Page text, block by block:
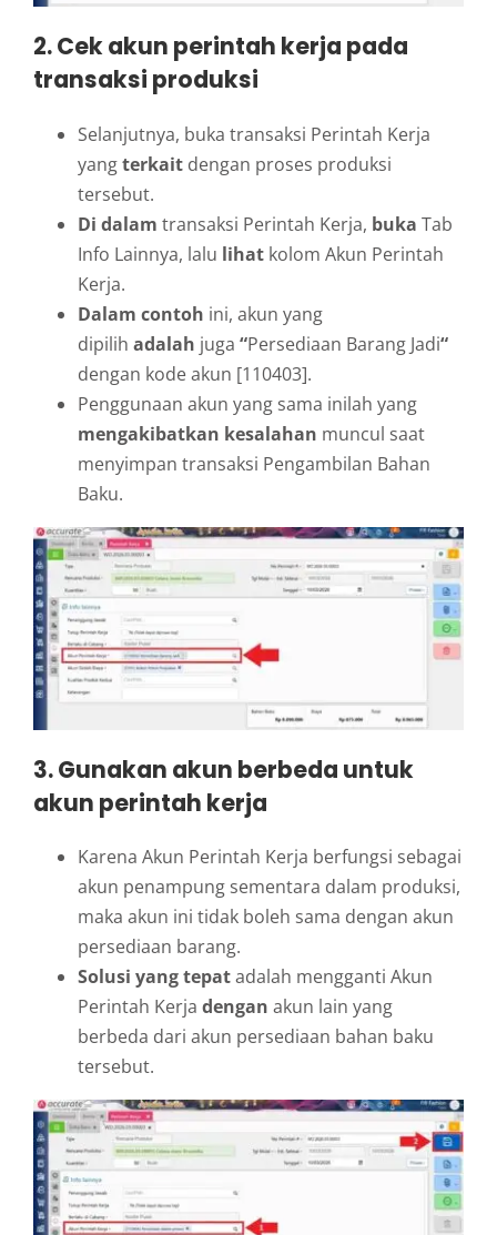
2.Cek akun perintah kerja pada
transaksi produksi
Selanjutnya, buka transaksi Perintah Kerja
yangterkait dengan proses produksi
tersebut.
Di dalam transaksi Perintah Kerja, buka Tab
Info Lainnya, lalu lihat kolom Akun Perintah
Kerja.
Dalam contoh ini, akun yang
dipilih adalah juga “Persediaan Barang Jadi“
dengan kode akun [110403].
Penggunaan akun yang sama inilah yang
mengakibatkan kesalahan muncul saat
menyimpan transaksi Pengambilan Bahan
Baku.
3.Gunakan akun berbeda untuk
akun perintah kerja
Karena Akun Perintah Kerja berfungsi sebagai
akun penampung sementara dalam produksi,
maka akun ini tidak boleh sama dengan akun
persediaan barang.
Solusi yang tepatadalah mengganti Akun
Perintah Kerja dengan akun lain yang
berbeda dari akun persediaan bahan baku
tersebut.